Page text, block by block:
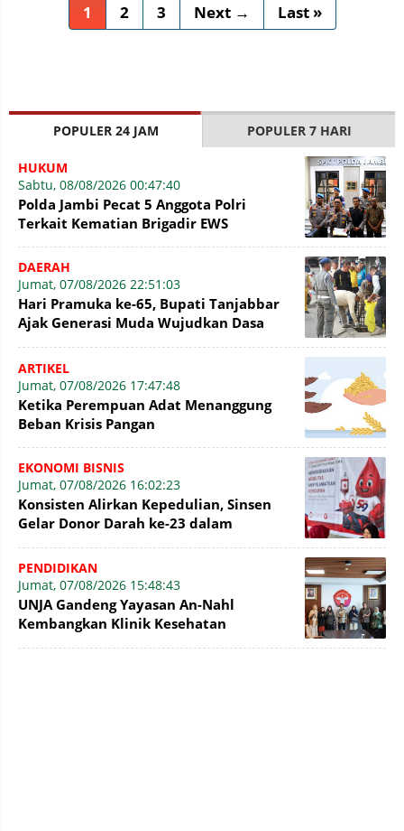
1 2 3 Next → Last »
POPULER 24 JAM POPULER 7 HARI
HUKUM
Sabtu, 08/08/2026 00:47:40
Polda Jambi Pecat 5 Anggota Polri
Terkait Kematian Brigadir EWS
DAERAH
Jumat, 07/08/2026 22:51:03
Hari Pramuka ke-65, Bupati Tanjabbar
Ajak Generasi Muda Wujudkan Dasa
ARTIKEL
Jumat, 07/08/2026 17:47:48
Ketika Perempuan Adat Menanggung
Beban Krisis Pangan
EKONOMI BISNIS
Jumat, 07/08/2026 16:02:23
Konsisten Alirkan Kepedulian, Sinsen
Gelar Donor Darah ke-23 dalam
PENDIDIKAN
Jumat, 07/08/2026 15:48:43
UNJA Gandeng Yayasan An-Nahl
Kembangkan Klinik Kesehatan